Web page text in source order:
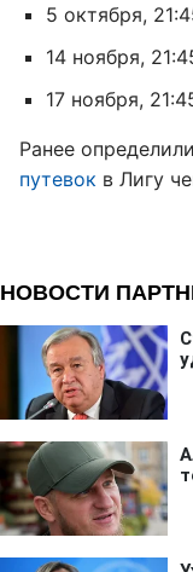
5 октября,
14 ноября,
17 ноября,
Ранее
путевок в Лигу